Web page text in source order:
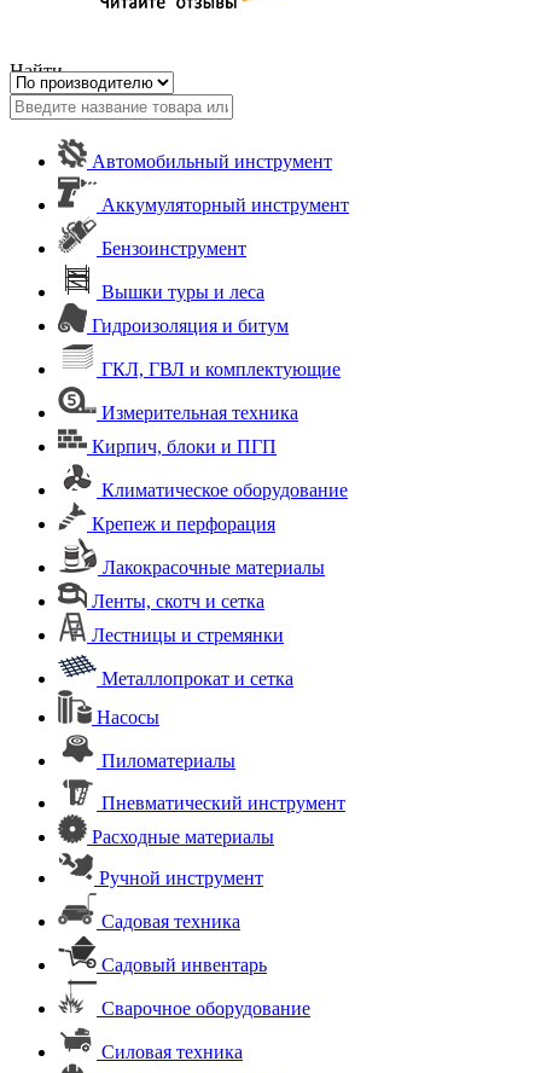
Найти
Автомобильный инструмент
Аккумуляторный инструмент
Бензоинструмент
Вышки туры и леса
Гидроизоляция и битум
ГКЛ, ГВЛ и комплектующие
Измерительная техника
Кирпич, блоки и ПГП
Климатическое оборудование
Крепеж и перфорация
Лакокрасочные материалы
Ленты, скотч и сетка
Лестницы и стремянки
Металлопрокат и сетка
Насосы
Пиломатериалы
Пневматический инструмент
Расходные материалы
Ручной инструмент
Садовая техника
Садовый инвентарь
Сварочное оборудование
Силовая техника